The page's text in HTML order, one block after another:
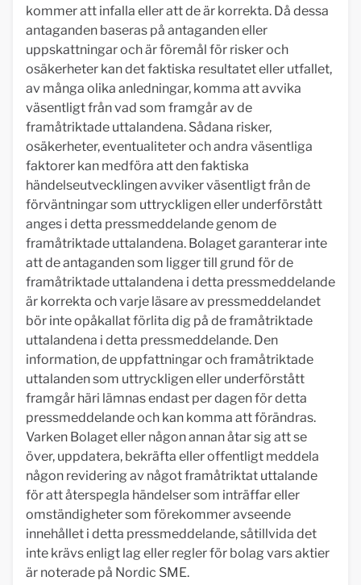
kommer att infalla eller att de är korrekta. Då dessa
antaganden baseras på antaganden eller
uppskattningar och är föremål för risker och
osäkerheter kan det faktiska resultatet eller utfallet,
av många olika anledningar, komma att avvika
väsentligt från vad som framgår av de
framåtriktade uttalandena. Sådana risker,
osäkerheter, eventualiteter och andra väsentliga
faktorer kan medföra att den faktiska
händelseutvecklingen avviker väsentligt från de
förväntningar som uttryckligen eller underförstått
anges i detta pressmeddelande genom de
framåtriktade uttalandena. Bolaget garanterar inte
att de antaganden som ligger till grund för de
framåtriktade uttalandena i detta pressmeddelande
är korrekta och varje läsare av pressmeddelandet
bör inte opåkallat förlita dig på de framåtriktade
uttalandena i detta pressmeddelande. Den
information, de uppfattningar och framåtriktade
uttalanden som uttryckligen eller underförstått
framgår häri lämnas endast per dagen för detta
pressmeddelande och kan komma att förändras.
Varken Bolaget eller någon annan åtar sig att se
över, uppdatera, bekräfta eller offentligt meddela
någon revidering av något framåtriktat uttalande
för att återspegla händelser som inträffar eller
omständigheter som förekommer avseende
innehållet i detta pressmeddelande, såtillvida det
inte krävs enligt lag eller regler för bolag vars aktier
är noterade på Nordic SME.